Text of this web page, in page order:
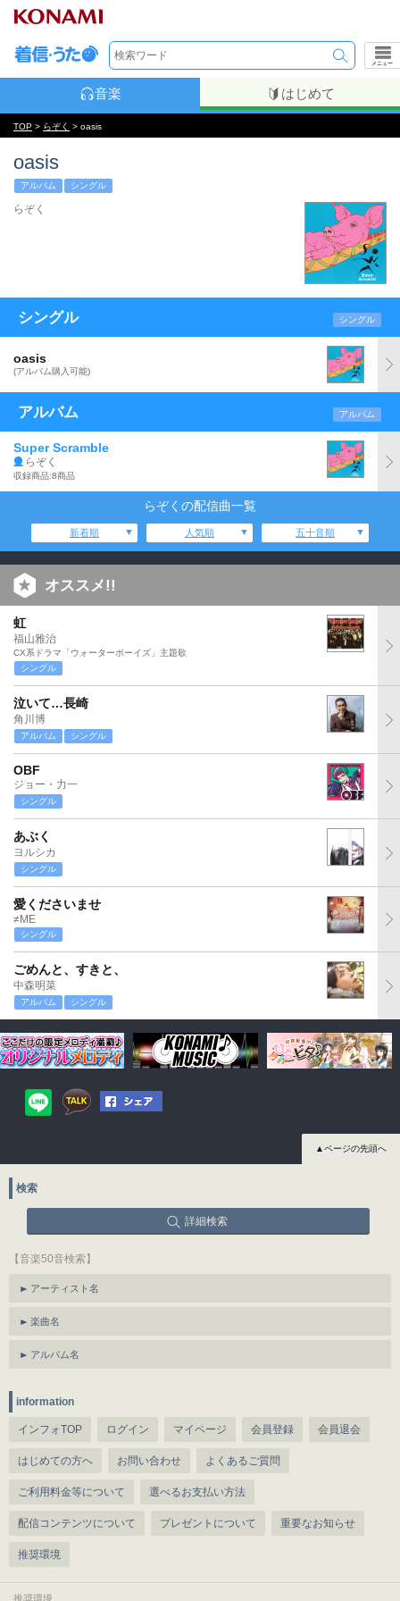
メニュー
音楽 はじめて
TOP > らぞく > oasis
oasis
アルバム シングル
らぞく
シングル シングル
oasis
(アルバム購入可能)
アルバム アルバム
Super Scramble
らぞく
収録商品:8商品
らぞくの配信曲一覧
新着順 人気順 五十音順
オススメ!!
虹
福山雅治
CX系ドラマ「ウォーターボーイズ」主題歌
シングル
泣いて…長崎
角川博
アルバム シングル
OBF
ジョー・力一
シングル
あぶく
ヨルシカ
シングル
愛くださいませ
≠ME
シングル
ごめんと、すきと、
中森明菜
アルバム シングル
▲ページの先頭へ
検索
詳細検索
【音楽50音検索】
アーティスト名
楽曲名
アルバム名
information
インフォTOP ログイン マイページ 会員登録 会員退会
はじめての方へ お問い合わせ よくあるご質問
ご利用料金等について 選べるお支払い方法
配信コンテンツについて プレゼントについて 重要なお知らせ
推奨環境
推奨環境